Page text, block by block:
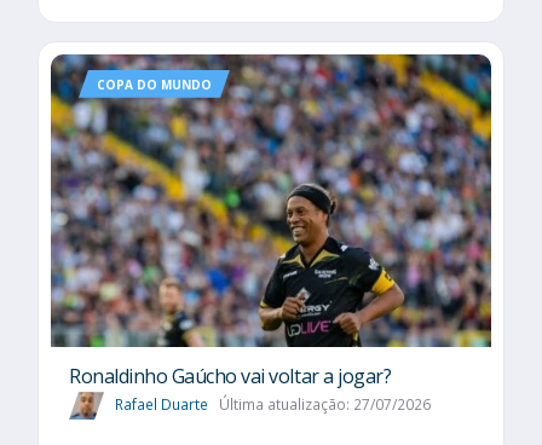
COPA DO MUNDO
Ronaldinho Gaúcho vai voltar a jogar?
Rafael Duarte Última atualização: 27/07/2026